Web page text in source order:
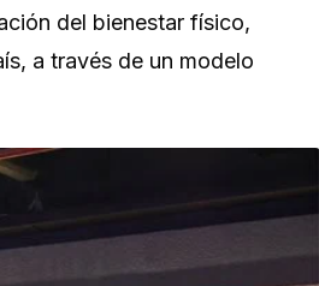
del bienestar físico,
a través de un modelo